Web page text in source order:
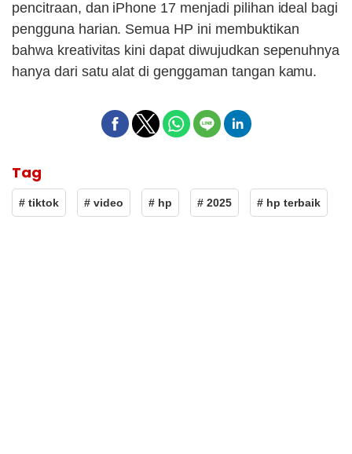
pencitraan, dan iPhone 17 menjadi pilihan ideal bagi
pengguna harian. Semua HP ini membuktikan
bahwa kreativitas kini dapat diwujudkan sepenuhnya
hanya dari satu alat di genggaman tangan kamu.
Tag
# tiktok # video # hp # 2025 # hp terbaik